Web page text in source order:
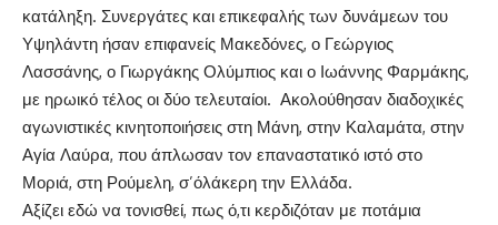
κατάληξη. Συνεργάτες και επικεφαλής των δυνάμεων του
Υψηλάντη ήσαν επιφανείς Μακεδόνες, ο Γεώργιος
Λασσάνης, ο Γιωργάκης Ολύμπιος και ο Ιωάννης Φαρμάκης,
με ηρωικό τέλος οι δύο τελευταίοι. Ακολούθησαν διαδοχικές
αγωνιστικές κινητοποιήσεις στη Μάνη, στην Καλαμάτα, στην
Αγία Λαύρα, που άπλωσαν τον επαναστατικό ιστό στο
Μοριά, στη Ρούμελη, σ’όλάκερη την Ελλάδα.
Αξίζει εδώ να τονισθεί, πως ό,τι κερδιζόταν με ποτάμια